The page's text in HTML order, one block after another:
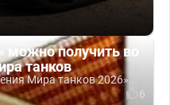
можно получить во
танков
Мира танков 2026»...
6